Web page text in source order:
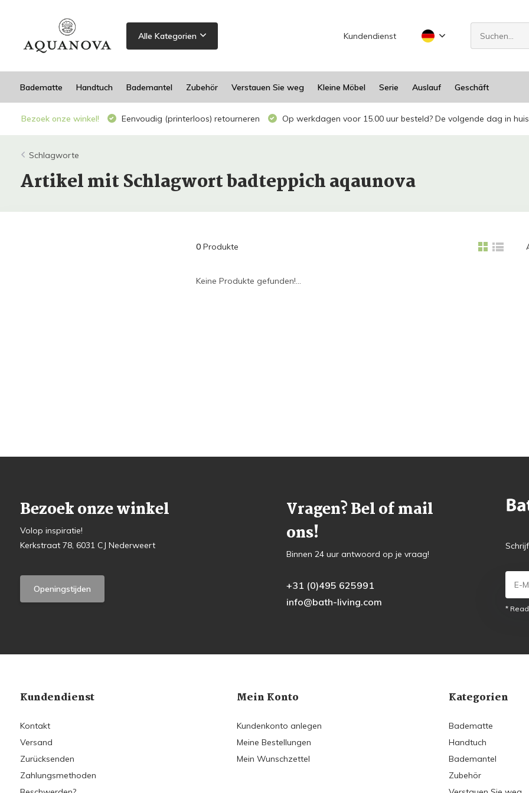
Alle Kategorien Kundendienst
Badematte Handtuch Bademantel Zubehör Verstauen Sie weg Kleine Möbel Serie Auslauf Geschäft
Bezoek onze winkel! Eenvoudig (printerloos) retourneren Op werkdagen voor 15.00 uur besteld? De volgende dag in
Schlagworte
Artikel mit Schlagwort badteppich aqaunova
0Produkte
Keine Produkte gefunden!...
Bezoek onze winkel
Volop inspiratie!
Kerkstraat 78, 6031 CJ Nederweert
Openingstijden
Vragen? Bel of mail
ons!
Binnen 24 uur antwoord op je vraag!
+31 (0)495 625991
info@bath-living.com
*
Kundendienst
Kontakt
Versand
Zurücksenden
Zahlungsmethoden
Mein Konto
Kundenkonto anlegen
Meine Bestellungen
Mein Wunschzettel
Kategorien
Badematte
Handtuch
Bademantel
Zubehör